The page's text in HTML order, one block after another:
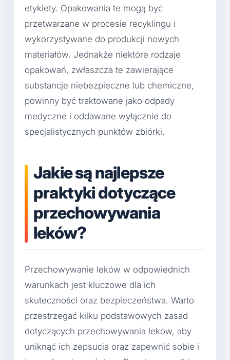
etykiety. Opakowania te mogą być
przetwarzane w procesie recyklingu i
wykorzystywane do produkcji nowych
materiałów. Jednakże niektóre rodzaje
opakowań, zwłaszcza te zawierające
substancje niebezpieczne lub chemiczne,
powinny być traktowane jako odpady
medyczne i oddawane wyłącznie do
specjalistycznych punktów zbiórki.
Jakie są najlepsze
praktyki dotyczące
przechowywania
leków?
Przechowywanie leków w odpowiednich
warunkach jest kluczowe dla ich
skuteczności oraz bezpieczeństwa. Warto
przestrzegać kilku podstawowych zasad
dotyczących przechowywania leków, aby
uniknąć ich zepsucia oraz zapewnić sobie i